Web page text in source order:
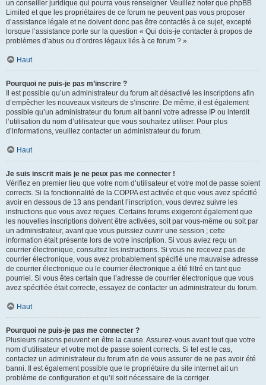
un conseiller juridique qui pourra vous renseigner. Veuillez noter que phpBB
Limited et que les propriétaires de ce forum ne peuvent pas vous proposer
d’assistance légale et ne doivent donc pas être contactés à ce sujet, excepté
lorsque l’assistance porte sur la question « Qui dois-je contacter à propos de
problèmes d’abus ou d’ordres légaux liés à ce forum ? ».
Haut
Pourquoi ne puis-je pas m’inscrire ?
Il est possible qu’un administrateur du forum ait désactivé les inscriptions afin
d’empêcher les nouveaux visiteurs de s’inscrire. De même, il est également
possible qu’un administrateur du forum ait banni votre adresse IP ou interdit
l’utilisation du nom d’utilisateur que vous souhaitez utiliser. Pour plus
d’informations, veuillez contacter un administrateur du forum.
Haut
Je suis inscrit mais je ne peux pas me connecter !
Vérifiez en premier lieu que votre nom d’utilisateur et votre mot de passe soient
corrects. Si la fonctionnalité de la COPPA est activée et que vous avez spécifié
avoir en dessous de 13 ans pendant l’inscription, vous devrez suivre les
instructions que vous avez reçues. Certains forums exigeront également que
les nouvelles inscriptions doivent être activées, soit par vous-même ou soit par
un administrateur, avant que vous puissiez ouvrir une session ; cette
information était présente lors de votre inscription. Si vous aviez reçu un
courrier électronique, consultez les instructions. Si vous ne recevez pas de
courrier électronique, vous avez probablement spécifié une mauvaise adresse
de courrier électronique ou le courrier électronique a été filtré en tant que
pourriel. Si vous êtes certain que l’adresse de courrier électronique que vous
avez spécifiée était correcte, essayez de contacter un administrateur du forum.
Haut
Pourquoi ne puis-je pas me connecter ?
Plusieurs raisons peuvent en être la cause. Assurez-vous avant tout que votre
nom d’utilisateur et votre mot de passe soient corrects. Si tel est le cas,
contactez un administrateur du forum afin de vous assurer de ne pas avoir été
banni. Il est également possible que le propriétaire du site internet ait un
problème de configuration et qu’il soit nécessaire de la corriger.